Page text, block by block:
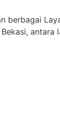
berbagai
antara